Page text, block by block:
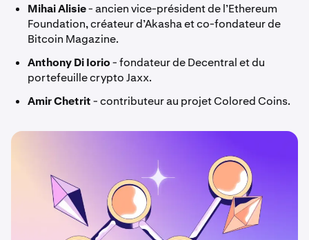
Mihai Alisie- ancien vice-président de l’Ethereum
Foundation, créateur d’Akasha et co-fondateur de
Bitcoin Magazine.
Anthony Di Iorio- fondateur de Decentral et du
portefeuille crypto Jaxx.
Amir Chetrit- contributeur au projet Colored Coins.